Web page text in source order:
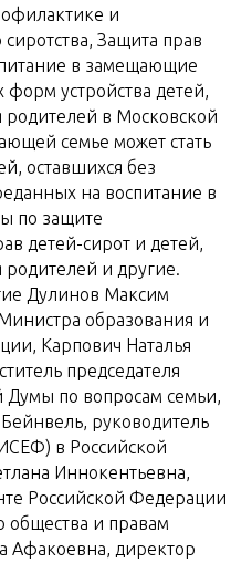
и
Защита прав
в замещающие
устройства детей,
родителей в Московской
семье может стать
оставшихся без
на воспитание в
по защите
детей-сирот и детей,
родителей и другие.
Дулинов Максим
образования и
Карпович Наталья
председателя
Думы по вопросам семьи,
руководитель
в Российской
Иннокентьевна,
Российской Федерации
общества и правам
Афакоевна, директор